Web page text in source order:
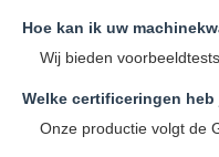
Hoe kan ik uw
Wij bieden
Welke certificeringen heb
Onze productie volgt de